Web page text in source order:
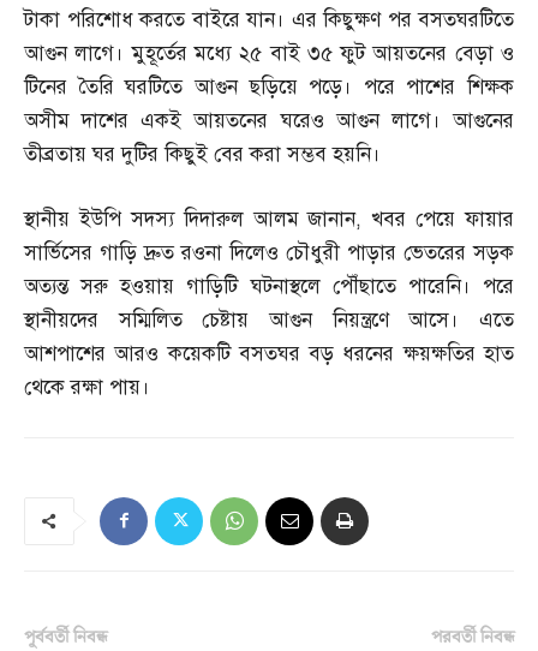
টাকা পরিশোধ করতে বাইরে যান। এর কিছুক্ষণ পর বসতঘরটিতে
আগুন লাগে। মুহূর্তের মধ্যে ২৫ বাই ৩৫ ফুট আয়তনের বেড়া ও
টিনের তৈরি ঘরটিতে আগুন ছড়িয়ে পড়ে। পরে পাশের শিক্ষক
অসীম দাশের একই আয়তনের ঘরেও আগুন লাগে। আগুনের
তীব্রতায় ঘর দুটির কিছুই বের করা সম্ভব হয়নি।
স্থানীয় ইউপি সদস্য দিদারুল আলম জানান,খবর পেয়ে ফায়ার
সার্ভিসের গাড়ি দ্রুত রওনা দিলেও চৌধুরী পাড়ার ভেতরের সড়ক
অত্যন্ত সরু হওয়ায় গাড়িটি ঘটনাস্থলে পৌঁছাতে পারেনি। পরে
স্থানীয়দের সম্মিলিত চেষ্টায় আগুন নিয়ন্ত্রণে আসে। এতে
আশপাশের আরও কয়েকটি বসতঘর বড় ধরনের ক্ষয়ক্ষতির হাত
থেকে রক্ষা পায়।
পূর্ববর্তী নিবন্ধ
পরবর্তী নিবন্ধ